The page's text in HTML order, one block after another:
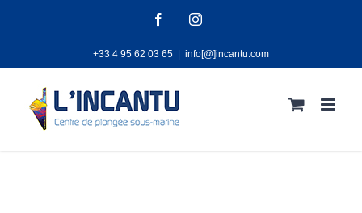
FacebookInstagram
+33 4 95 62 03 65 info[@]incantu.com